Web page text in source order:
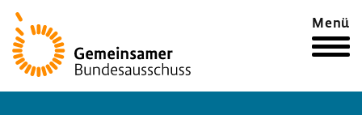
Zur
Startseite
Menü